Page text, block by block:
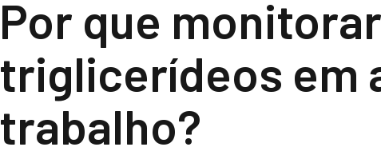
Por que
triglicerídeos em
trabalho?